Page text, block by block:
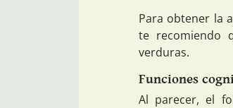
Para obtener la
te recomiendo
verduras.
Funciones
Al parecer, el